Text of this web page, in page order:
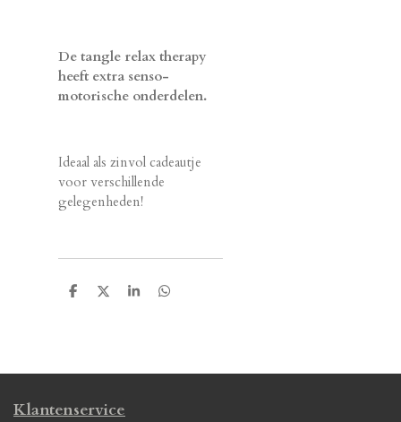
De tangle relax therapy
heeft extra senso-
motorische onderdelen.
Ideaal als zinvol cadeautje
voor verschillende
gelegenheden!
D
D
S
D
Klantenservice